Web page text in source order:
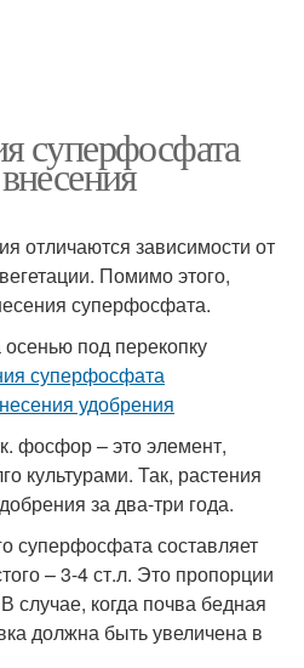
суперфосфата
отличаются зависимости от
Помимо этого,
суперфосфата.
под перекопку
фосфор – это элемент,
культурами. Так, растения
за два-три года.
суперфосфата составляет
– 3-4 ст.л. Это пропорции
случае, когда почва бедная
должна быть увеличена в